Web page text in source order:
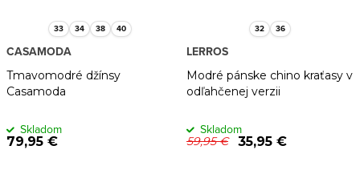
33 34 38 40
Tmavomodré džínsy
Casamoda
CASAMODA
79,95 €
Skladom
32 36
Modré pánske chino kraťasy v
odľahčenej verzii
LERROS
59,95 € 35,95 €
Skladom